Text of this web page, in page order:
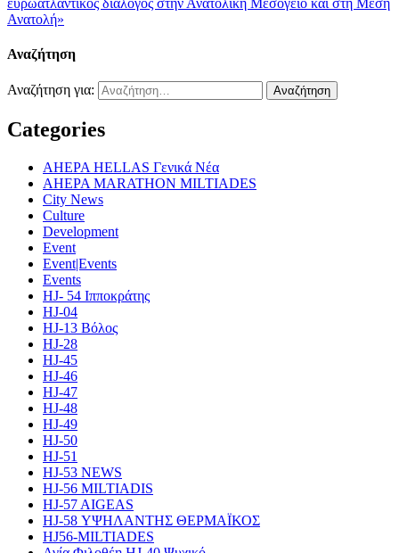
Ανατολή»
Αναζήτηση
Αναζήτηση για:
Categories
AHEPA HELLAS Γενικά Νέα
AHEPA MARATHON MILTIADES
City News
Culture
Development
Event
Event|Events
Events
HJ- 54 Ιπποκράτης
HJ-04
HJ-13 Βόλος
HJ-28
HJ-45
HJ-46
HJ-47
HJ-48
HJ-49
HJ-50
HJ-51
HJ-53 NEWS
HJ-56 MILTIADIS
HJ-57 AIGEAS
HJ-58 ΥΨΗΛΑΝΤΗΣ ΘΕΡΜΑΪΚΟΣ
HJ56-MILTIADES